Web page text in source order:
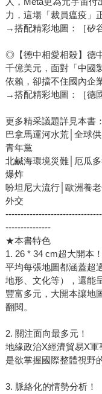
力，這場「裁員瘟疫」
→搭配精彩地圖：［矽
◎【德中相愛相殺】德
千億美元，面對「中國
依賴，卻擋不住國內企
→搭配精彩地圖：［德
更多精采議題詳見本書：
巴拿馬運河水荒│全球
青年黨
北鹹海環境災難│厄瓜
爆炸
吩坦尼大流行│歐洲養
外交
---------------
★本書特色
1. 26 * 34 cm超大開本
平均每張地圖都涵蓋超
地形、文化等），還能
豐富多元，大開本讓地
翻閱。
2. 關注面向最多元！
地緣政治X經濟貿易X軍
是欲掌握國際整體視野
3. 脈絡化的情勢分析！